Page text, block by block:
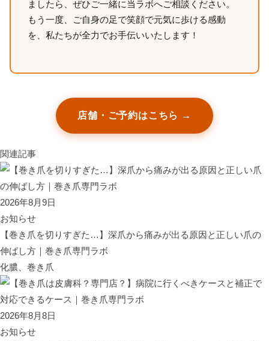
ましたら、ぜひご一緒に当ラボへご相談ください。
もう一度、ご自身の足で笑顔で元気に歩ける感動
を、私たちが全力でお手伝いいたします！
店舗・ご予約はこちら →
関連記事
2026年8月9日
お知らせ
【巻き爪を切りすぎた…】深爪から痛みが出る原因と正しい爪の
伸ばし方｜巻き爪専門ラボ
化膿、巻き爪
2026年8月8日
お知らせ